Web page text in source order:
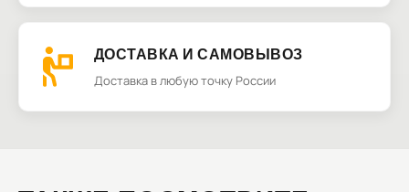
ДОСТАВКА И САМОВЫВОЗ
Доставка в любую точку России